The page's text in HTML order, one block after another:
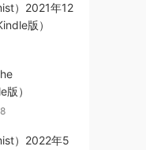
）2021年12
版）
）
）2022年5